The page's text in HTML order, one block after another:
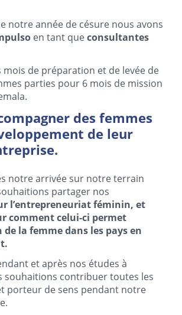
notre année de césure nous avons
en tant queconsultantes
mois de préparation et de levée de
parties pour 6 mois de mission
des femmes
de leur
notre arrivée sur notre terrain
partager nos
l’entrepreneuriat féminin, et
comment celui-ci permet
de la femme dans les pays en
et après nos études à
souhaitions contribuer toutes les
porteur de sens pendant notre